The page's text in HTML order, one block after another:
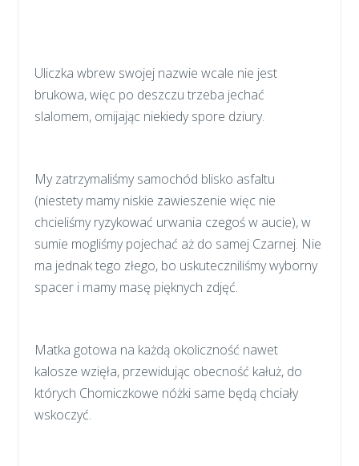
Uliczka wbrew swojej nazwie wcale nie jest
brukowa, więc po deszczu trzeba jechać
slalomem, omijając niekiedy spore dziury.
My zatrzymaliśmy samochód blisko asfaltu
(niestety mamy niskie zawieszenie więc nie
chcieliśmy ryzykować urwania czegoś w aucie), w
sumie mogliśmy pojechać aż do samej Czarnej. Nie
ma jednak tego złego, bo uskuteczniliśmy wyborny
spacer i mamy masę pięknych zdjęć.
Matka gotowa na każdą okoliczność nawet
kalosze wzięła, przewidując obecność kałuż, do
których Chomiczkowe nóżki same będą chciały
wskoczyć.